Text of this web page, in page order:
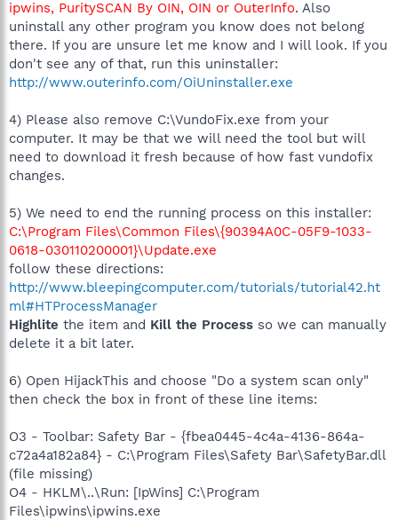
ipwins, PuritySCAN By OIN, OIN or OuterInfo. Also
uninstall any other program you know does not belong
there. If you are unsure let me know and I will look. If you
don't see any of that, run this uninstaller:
http://www.outerinfo.com/OiUninstaller.exe
4) Please also remove C:\VundoFix.exe from your
computer. It may be that we will need the tool but will
need to download it fresh because of how fast vundofix
changes.
5) We need to end the running process on this installer:
C:\Program Files\Common Files\{90394A0C-05F9-1033-
0618-030110200001}\Update.exe
follow these directions:
http://www.bleepingcomputer.com/tutorials/tutorial42.ht
ml#HTProcessManager
Highlite the item and Kill the Process so we can manually
delete it a bit later.
6) Open HijackThis and choose "Do a system scan only"
then check the box in front of these line items:
O3 - Toolbar: Safety Bar - {fbea0445-4c4a-4136-864a-
c72a4a182a84} - C:\Program Files\Safety Bar\SafetyBar.dll
(file missing)
O4 - HKLM\..\Run: [IpWins] C:\Program
Files\ipwins\ipwins.exe